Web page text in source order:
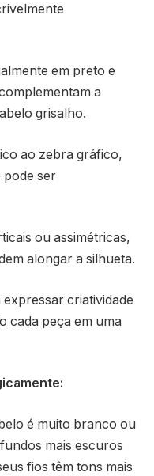
em preto e
a
grisalho.
ao zebra gráfico,
pode ser
ou assimétricas,
alongar a silhueta.
criatividade
cada peça em uma
é muito branco ou
mais escuros
fios têm tons mais